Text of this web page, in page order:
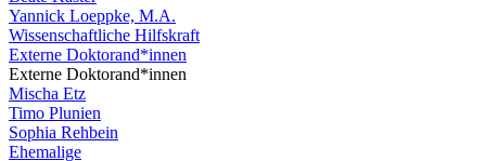
Yannick Loeppke, M.A.
Wissenschaftliche Hilfskraft
Externe Doktorand*innen
Externe Doktorand*innen
Mischa Etz
Timo Plunien
Sophia Rehbein
Ehemalige